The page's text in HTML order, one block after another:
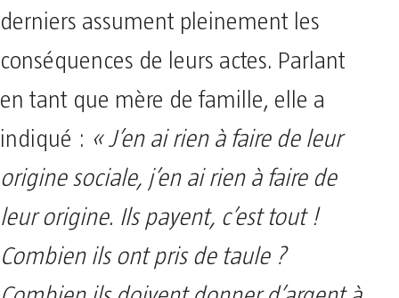
derniers assument pleinement les
conséquences de leurs actes. Parlant
en tant que mère de famille, elle a
indiqué : « J’en ai rien à faire de leur
origine sociale, j’en ai rien à faire de
leur origine. Ils payent, c’est tout !
Combien ils ont pris de taule ?